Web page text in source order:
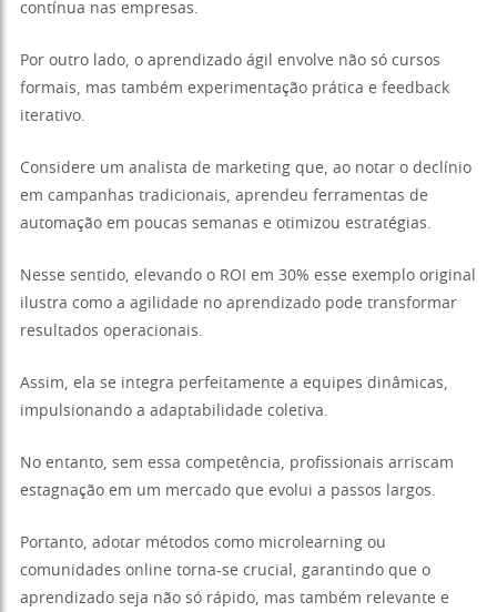
contínua nas empresas.
Por outro lado, o aprendizado ágil envolve não só cursos
formais, mas também experimentação prática e feedback
iterativo.
Considere um analista de marketing que, ao notar o declínio
em campanhas tradicionais, aprendeu ferramentas de
automação em poucas semanas e otimizou estratégias.
Nesse sentido, elevando o ROI em 30% esse exemplo original
ilustra como a agilidade no aprendizado pode transformar
resultados operacionais.
Assim, ela se integra perfeitamente a equipes dinâmicas,
impulsionando a adaptabilidade coletiva.
No entanto, sem essa competência, profissionais arriscam
estagnação em um mercado que evolui a passos largos.
Portanto, adotar métodos como microlearning ou
comunidades online torna-se crucial, garantindo que o
aprendizado seja não só rápido, mas também relevante e